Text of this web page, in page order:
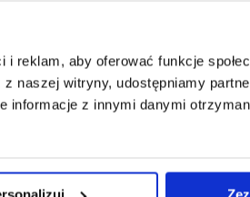
reklam, aby oferować funkcje
naszej witryny, udostępniamy
informacje z innymi danymi
Wykładzina